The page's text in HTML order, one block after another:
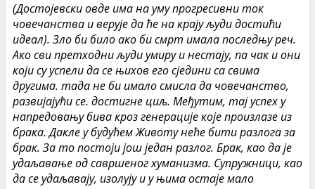
(Достојевски овде има на уму прогресивни ток
човечанства и верује да ће на крају људи достићи
идеал). Зло би било ако би смрт имала последњу реч.
Ако сви претходни људи умиру и нестају, па чак и они
који су успели да се њихов его сједини са свима
другима. тада не би имало смисла да човечанство,
развијајући се. достигне циљ. Међутим, тај успех у
напредовању бива кроз генерације које произлазе из
брака. Дакле у будућем Животу неће бити разлога за
брак. За то постоји још један разлог. Брак, као да је
удаљавање од савршеног хуманизма. Супружници, као
да се удаљавају, изолују и у њима остаје мало